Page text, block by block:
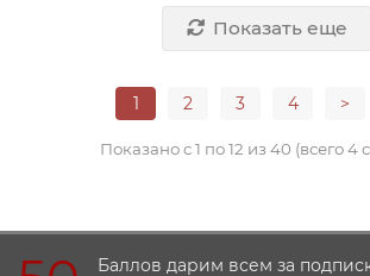
Показать еще
1 2 3 4 >
Показано с 1 по 12 из 40 (всего 4
Баллов дарим всем за